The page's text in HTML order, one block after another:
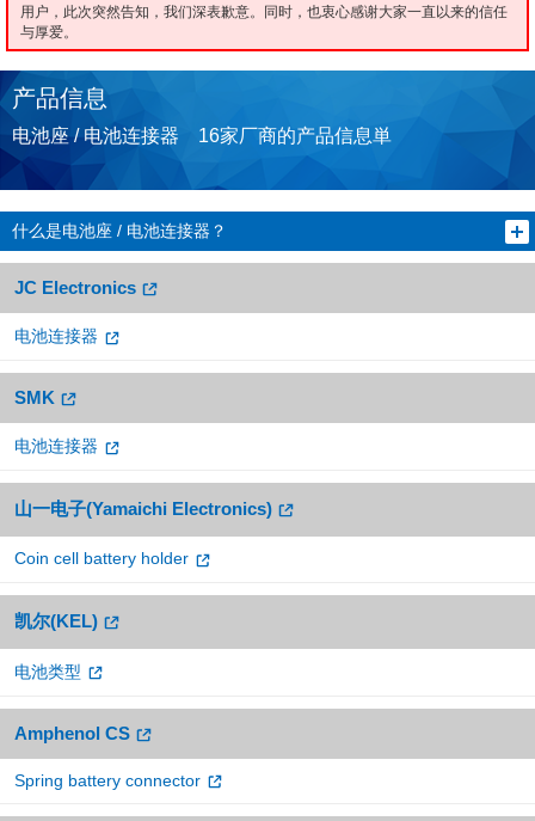
用户，此次突然告知，我们深表歉意。同时，也衷心感谢大家一直以来的信任
与厚爱。
产品信息
电池座 / 电池连接器 16家厂商的产品信息単
什么是电池座 / 电池连接器？
JC Electronics
电池连接器
SMK
电池连接器
山一电子(Yamaichi Electronics)
Coin cell battery holder
凯尔(KEL)
电池类型
Amphenol CS
Spring battery connector